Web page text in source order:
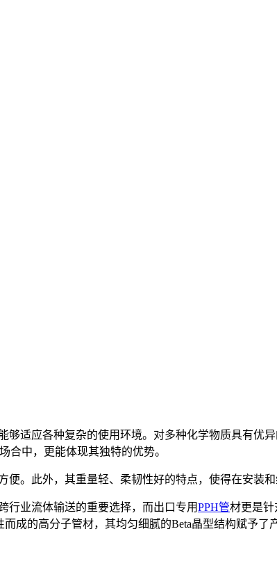
够适应各种复杂的使用环境。对多种化学物质具有优
合中，更能体现其独特的优势。
。此外，其重量轻、柔韧性好的特点，使得在安装
行业流体输送的重要选择，而出口专用PPH管材更是针
成的高分子管材，其均匀细腻的Beta晶型结构赋予了